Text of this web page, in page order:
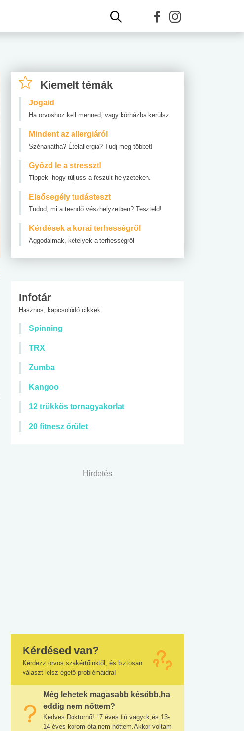
Kiemelt témák
Jogaid
Ha orvoshoz kell menned, vagy kórházba kerülsz
Mindent az allergiáról
Szénanátha? Ételallergia? Tudj meg többet!
Győzd le a stresszt!
Tippek, hogy túljuss a feszült helyzeteken.
Elsősegély tudásteszt
Tudod, mi a teendő vészhelyzetben? Teszteld!
Kérdések a korai terhességről
Aggodalmak, kételyek a terhességről
Infotár
Hasznos, kapcsolódó cikkek
Spinning
TRX
Zumba
Kangoo
12 trükkös tornagyakorlat
20 fitnesz őrület
Hirdetés
Kérdésed van?
Kérdezz orvos szakértőinktől, és biztosan
választ lelsz égető problémáidra!
Még lehetek magasabb később,ha
eddig nem nőttem?
Kedves Doktornő! 17 éves fiú vagyok,és 13-
14 éves korom óta nem nőttem.Akkor voltam